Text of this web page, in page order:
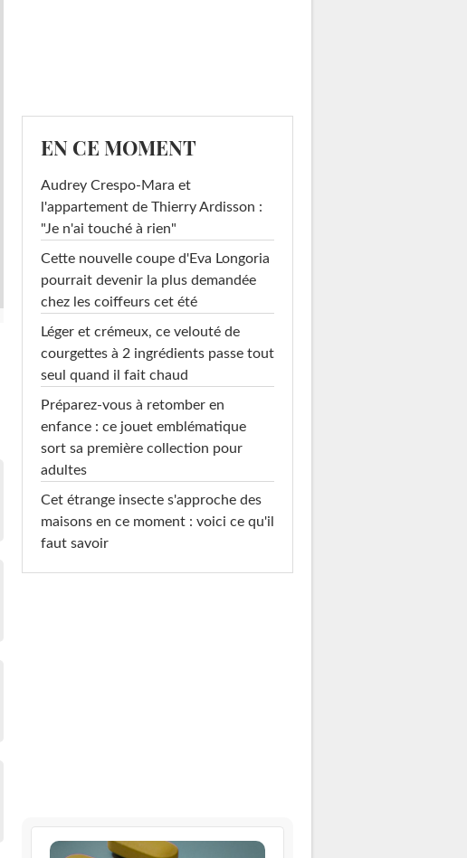
EN CE MOMENT
Audrey Crespo-Mara et
l'appartement de Thierry Ardisson :
"Je n'ai touché à rien"
Cette nouvelle coupe d'Eva Longoria
pourrait devenir la plus demandée
chez les coiffeurs cet été
Léger et crémeux, ce velouté de
courgettes à 2 ingrédients passe tout
seul quand il fait chaud
Préparez-vous à retomber en
enfance : ce jouet emblématique
sort sa première collection pour
adultes
Cet étrange insecte s'approche des
maisons en ce moment : voici ce qu'il
faut savoir